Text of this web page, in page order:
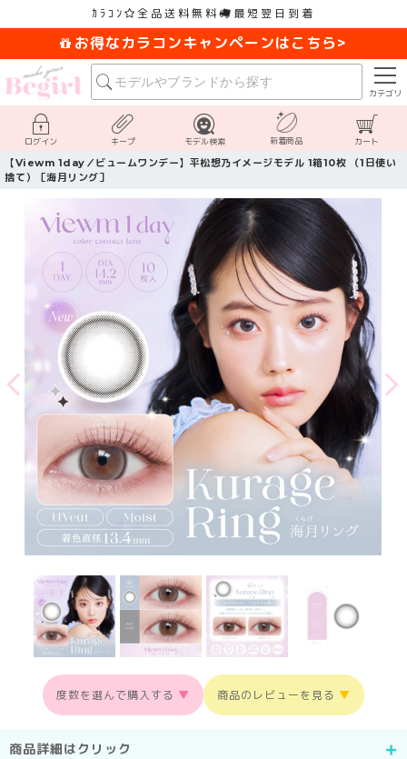
ｶﾗｺﾝ 全品送料無料 最短翌日到着
お得なカラコンキャンペーンはこちら>
カテゴリ
ログイン キープ モデル検索 新着商品 カート
【Viewm 1day／ビュームワンデー】平松想乃イメージモデル 1箱10枚 （1日使い
捨て）［海月リング］
度数を選んで購入する ▼ 商品のレビューを見る ▼
商品詳細はクリック
×